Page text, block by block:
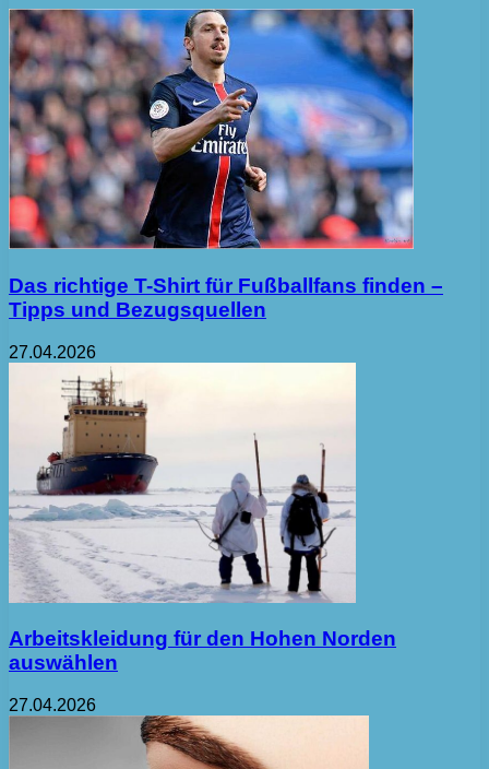
Das richtige T-Shirt für Fußballfans finden –
Tipps und Bezugsquellen
27.04.2026
Arbeitskleidung für den Hohen Norden
auswählen
27.04.2026